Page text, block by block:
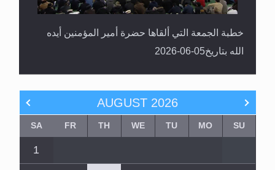
خطبة الجمعة التي ألقاها حضرة أمير المؤمنين أيده
الله بتاريخ05-06-2026
AUGUST 2026
SU
MO
TU
WE
TH
FR
SA
1